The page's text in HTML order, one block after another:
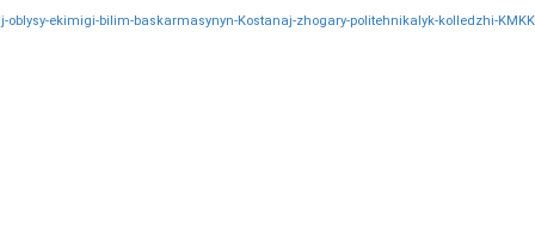
oblysy-ekimigi-bilim-baskarmasynyn-Kostanaj-zhogary-politehnikalyk-kolledzhi-KMKK